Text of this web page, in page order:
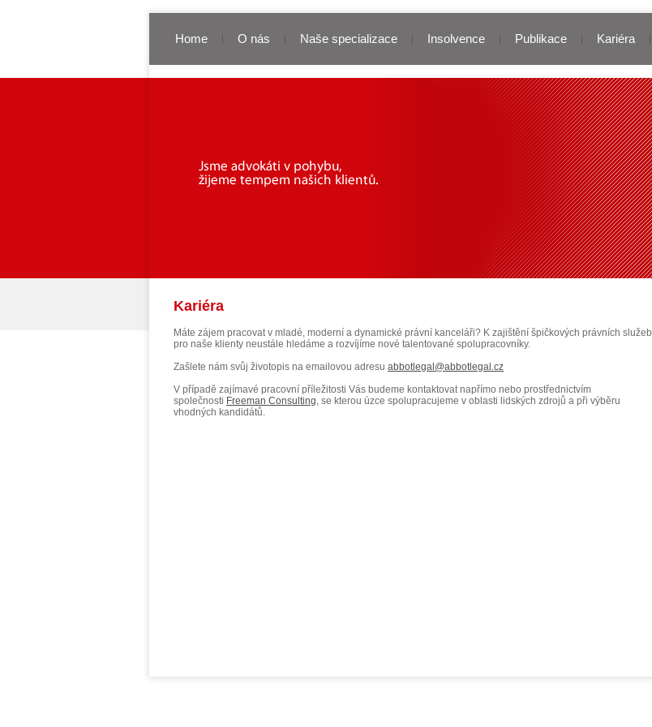
Home O nás Naše specializace Insolvence Publikace Kariéra
Kariéra
Máte zájem pracovat v mladé, moderní a dynamické právní kanceláři? K zajištění špičkových právních služeb
pro naše klienty neustále hledáme a rozvíjíme nové talentované spolupracovníky.
Zašlete nám svůj životopis na emailovou adresu abbotlegal@abbotlegal.cz
V případě zajímavé pracovní příležitosti Vás budeme kontaktovat napřímo nebo prostřednictvím
společnosti Freeman Consulting, se kterou úzce spolupracujeme v oblasti lidských zdrojů a při výběru
vhodných kandidátů.